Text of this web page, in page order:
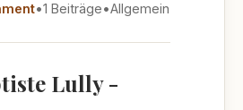
•1 Beiträge•Allgemein
Lully -